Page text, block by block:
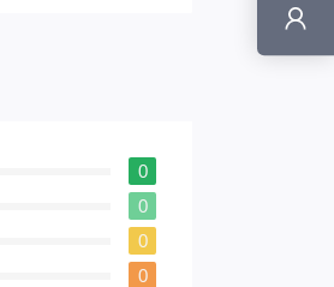
0
0
0
0